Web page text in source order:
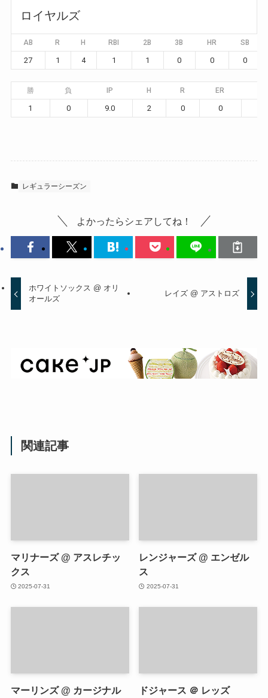
ロイヤルズ
AB R H RBI 2B 3B HR SB
27 1 4 1 1 0 0 0
勝 負 IP H R ER
1 0 9.0 2 0 0
レギュラーシーズン
よかったらシェアしてね！
ホワイトソックス @ オリ
オールズ
レイズ @ アストロズ
関連記事
マリナーズ @ アスレチッ
クス
2025-07-31
レンジャーズ @ エンゼル
ス
2025-07-31
マーリンズ @ カージナル
ドジャース ＠ レッズ